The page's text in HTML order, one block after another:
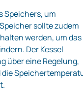
Speichers, um
sollte zudem
werden, um das
Der Kessel
über eine Regelung,